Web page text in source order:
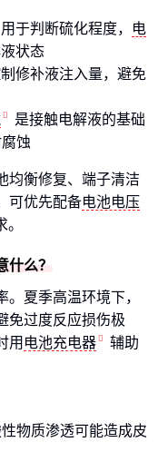
用于判断硫化程度，
电
状态
修补液注入量，避免
是接触电解液的基础
蚀
均衡修复、端子清洁
可优先配备电池电压
么？
夏季高温环境下，
免过度反应损伤极
用 电池充电器
辅助
物质渗透可能造成皮